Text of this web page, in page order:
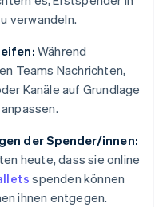
verwandeln.
Während
Teams Nachrichten,
Kanäle auf Grundlage
der Spender/innen:
heute, dass sie online
spenden können
ihnen entgegen.